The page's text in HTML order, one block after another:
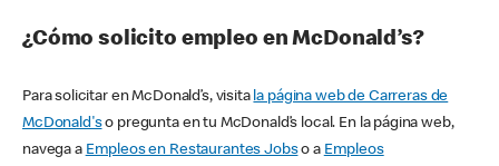
¿Cómo solicito empleo en McDonald’s?
Para solicitar en McDonald’s, visita la página web de Carreras de
McDonald'so pregunta en tu McDonald’s local. En la página web,
navega a Empleos en Restaurantes Jobso a Empleos